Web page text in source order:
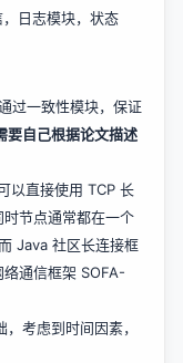
日志模块，状态
过一致性模块，保证
要自己根据论文描述
以直接使用 TCP 长
节点通常都在一个
Java 社区长连接框
通信框架 SOFA-
考虑到时间因素，